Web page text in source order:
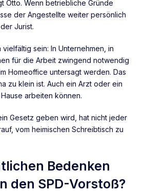
Otto. Wenn betriebliche Gründe
der Angestellte weiter persönlich
Jurist.
sein: In Unternehmen, in
für die Arbeit zwingend notwendig
Homeoffice untersagt werden. Das
zu klein ist. Auch ein Arzt oder ein
arbeiten können.
Gesetz geben wird, hat nicht jeder
vom heimischen Schreibtisch zu
Bedenken
den SPD-Vorstoß?